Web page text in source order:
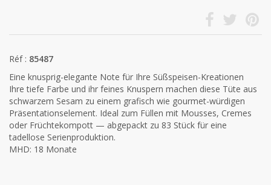
Réf : 85487
Eine knusprig-elegante Note für Ihre Süßspeisen-Kreationen
Ihre tiefe Farbe und ihr feines Knuspern machen diese Tüte aus
schwarzem Sesam zu einem grafisch wie gourmet-würdigen
Präsentationselement. Ideal zum Füllen mit Mousses, Cremes
oder Früchtekompott — abgepackt zu 83 Stück für eine
tadellose Serienproduktion.
MHD: 18 Monate